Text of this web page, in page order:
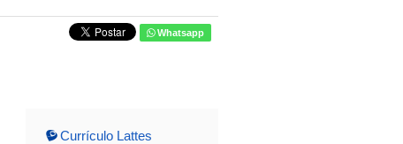
Whatsapp
Currículo Lattes